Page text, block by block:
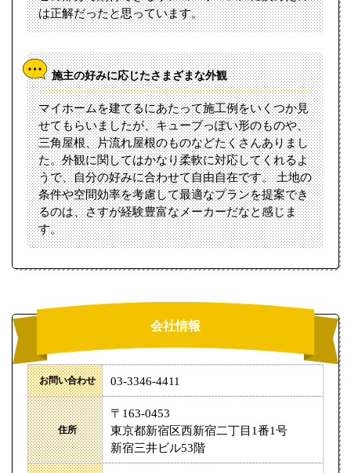
は正解だったと思っています。
施主の好みに応じたさまざまな外観
マイホームを建てるにあたって施工例をいくつか見
せてもらいましたが、キューブっぽい形のものや、
三角屋根、片流れ屋根のものなどたくさんありまし
た。外観に関してはかなり柔軟に対応してくれるよ
うで、自分の好みに合わせて自由自在です。 土地の
条件や空間効率を考慮して最適なプランを提案でき
るのは、さすが経験豊富なメーカーだなと感じま
す。
会社情報
お問い合わせ 03-3346-4411
住所
〒163-0453
東京都新宿区西新宿二丁目1番1号
新宿三井ビル53階